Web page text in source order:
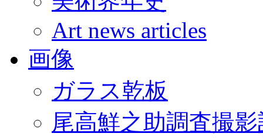
Art news articles
画像
ガラス乾板
尾高鮮之助調査撮